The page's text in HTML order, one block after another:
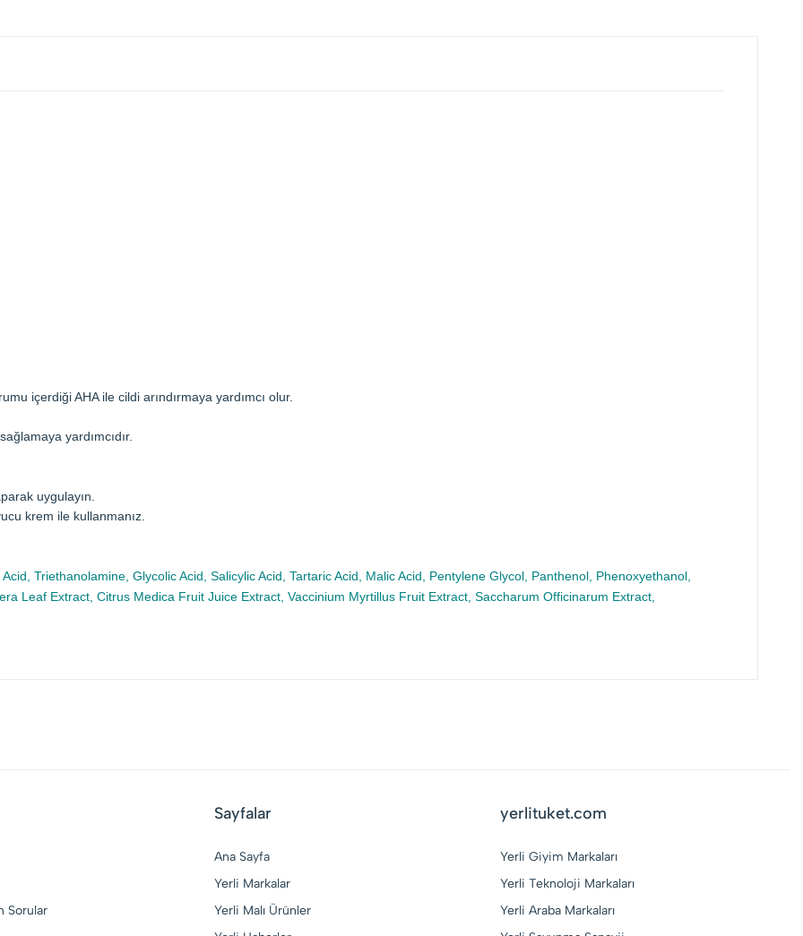
içerdiği AHA ile cildi arındırmaya yardımcı olur.
yardımcıdır.
uygulayın.
krem ile kullanmanız.
Triethanolamine, Glycolic Acid, Salicylic Acid, Tartaric Acid, Malic Acid, Pentylene Glycol, Panthenol, Phenoxyethanol,
Leaf Extract, Citrus Medica Fruit Juice Extract, Vaccinium Myrtillus Fruit Extract, Saccharum Officinarum Extract,
Sorular
Sayfalar
Ana Sayfa
Yerli Markalar
Yerli Malı Ürünler
yerlituket.com
Yerli Giyim Markaları
Yerli Teknoloji Markaları
Yerli Araba Markaları